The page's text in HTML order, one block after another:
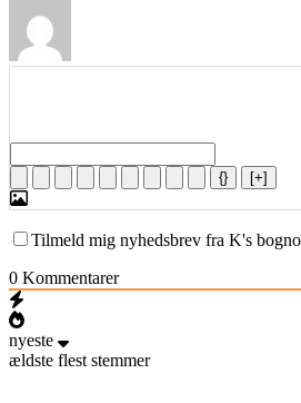
{} [+]
Tilmeld mig nyhedsbrev fra K's
0 Kommentarer
nyeste
ældste flest stemmer